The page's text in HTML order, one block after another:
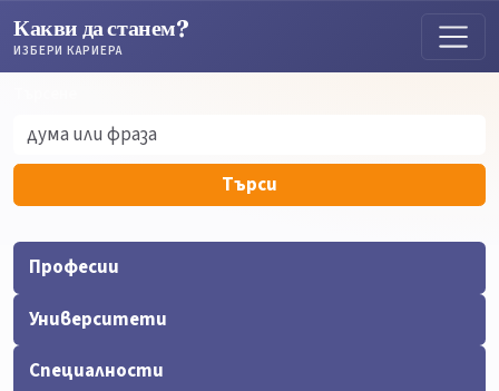
Какви да станем?
ИЗБЕРИ КАРИЕРА
Търси
Професии
Университети
Специалности